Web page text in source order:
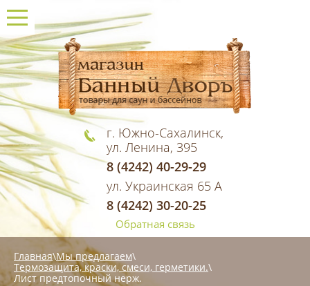
г. Южно-Сахалинск,
ул. Ленина, 395
8 (4242) 40-29-29
ул. Украинская 65 А
8 (4242) 30-20-25
Обратная связь
Главная\Мы предлагаем\
Термозащита, краски, смеси, герметики.\
Лист предтопочный нерж.